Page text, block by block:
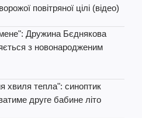
повітряної цілі (відео)
Дружина Бєднякова
з новонародженим
хвиля тепла": синоптик
друге бабине літо